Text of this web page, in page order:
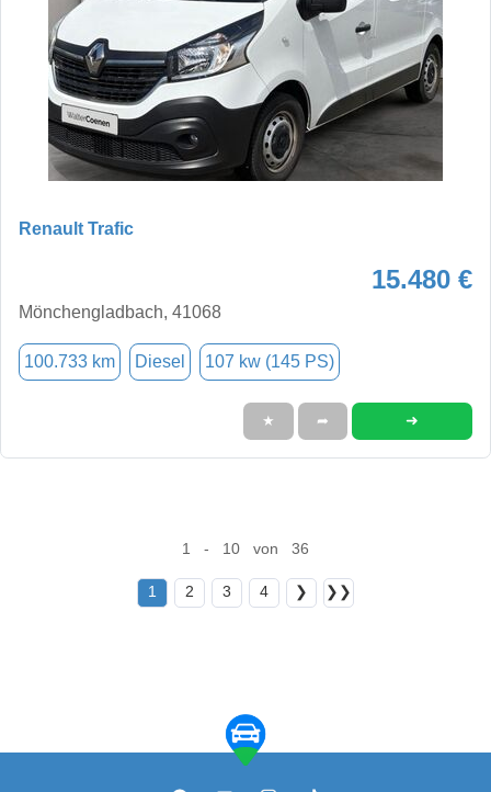
Renault Trafic
15.480 €
Mönchengladbach, 41068
100.733 km Diesel 107 kw (145 PS)
★ ➦ ➜
1 - 10 von 36
1 2 3 4 ❯ ❯❯